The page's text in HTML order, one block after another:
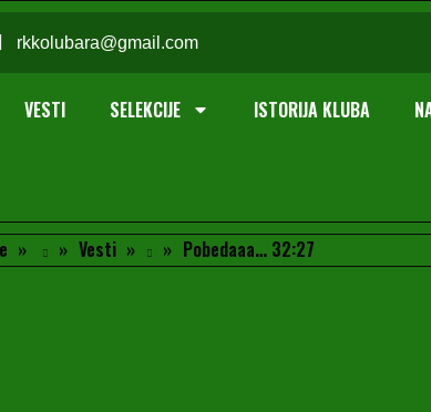
rkkolubara@gmail.com
VESTI SELEKCIJE ISTORIJA KLUBA
Vesti Pobedaaa… 32:27